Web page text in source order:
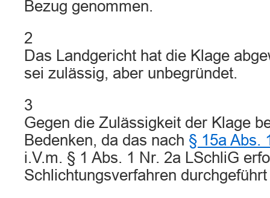
Bezug genommen.
2
Das Landgericht hat die Klage
sei zulässig, aber unbegründet.
3
Gegen die Zulässigkeit der Klage
Bedenken, da das nach § 15a Abs.
i.V.m. § 1 Abs. 1 Nr. 2a LSchliG
Schlichtungsverfahren